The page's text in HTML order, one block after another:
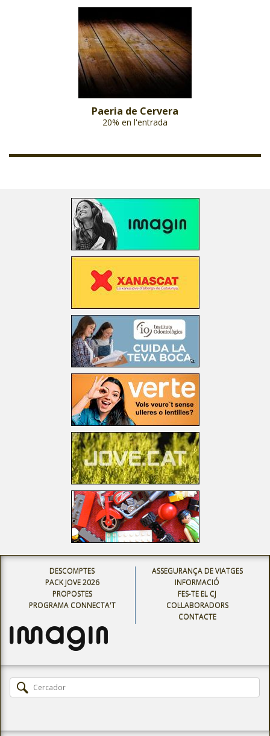
Paeria de Cervera
20% en l'entrada
DESCOMPTES
PACK JOVE 2026
PROPOSTES
PROGRAMA CONNECTA'T
ASSEGURANÇA DE VIATGES
INFORMACIÓ
FES-TE EL CJ
COL·LABORADORS
CONTACTE